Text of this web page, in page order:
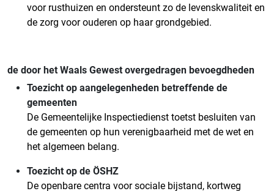
voor rusthuizen en ondersteunt zo de levenskwaliteit en
de zorg voor ouderen op haar grondgebied.
de door het Waals Gewest overgedragen bevoegdheden
Toezicht op aangelegenheden betreffende de
gemeenten
De Gemeentelijke Inspectiedienst toetst besluiten van
de gemeenten op hun verenigbaarheid met de wet en
het algemeen belang.
Toezicht op de ÖSHZ
De openbare centra voor sociale bijstand, kortweg